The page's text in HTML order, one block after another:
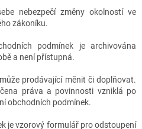
nebezpečí změny okolností ve
zákoníku.
podmínek je archivována
a není přístupná.
prodávající měnit či doplňovat.
práva a povinnosti vzniklá po
obchodních podmínek.
je vzorový formulář pro odstoupení